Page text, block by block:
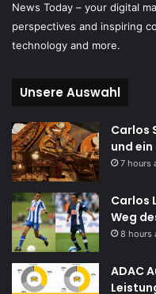
News Today – your digital
perspectives and inspiring
technology and more.
Unsere Auswahl
Carlos
und
7 hours
Carlos
Weg
8 hours
ADAC